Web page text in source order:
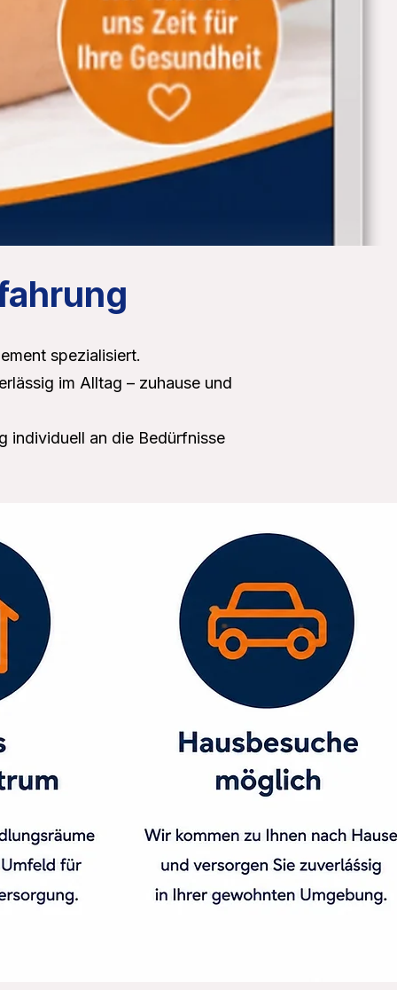
spezialisiert.
im Alltag – zuhause und
individuell an die Bedürfnisse